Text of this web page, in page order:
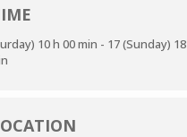
château, pour une ambiance
16 avril de 10h à 19h et dimanche
10h à 18h au château. Entrée
le programme ici !
10 h 00 min - 17 (Sunday) 18